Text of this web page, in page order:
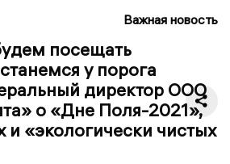
Важная новость
посещать
у порога
директор ООО
о «Дне Поля-2021»,
и «экологически чистых